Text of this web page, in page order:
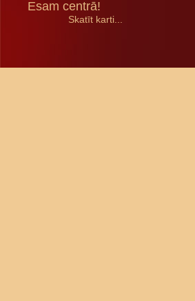
Esam centrā!
Skatīt karti...